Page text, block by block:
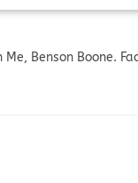
Benson Boone.